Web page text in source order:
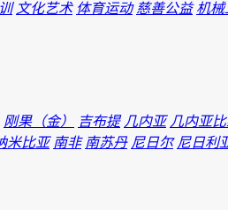
文化艺术 体育运动 慈善公益 机械
刚果（金） 吉布提 几内亚 几内亚
米比亚 南非 南苏丹 尼日尔 尼日利